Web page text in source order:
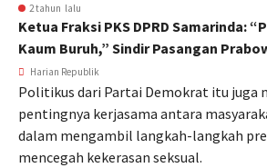
2 tahun lalu
Ketua Fraksi PKS DPRD Samarinda:
Kaum Buruh,” Sindir Pasangan
Harian Republik
Politikus dari Partai Demokrat itu juga
pentingnya kerjasama antara
dalam mengambil langkah-langkah
mencegah kekerasan seksual.